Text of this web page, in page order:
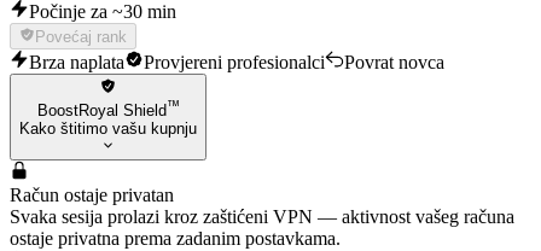
Počinje za ~30 min
Povećaj rank
Brza naplata Provjereni profesionalci Povrat novca
BoostRoyal Shield™
Kako štitimo vašu kupnju
Račun ostaje privatan
Svaka sesija prolazi kroz zaštićeni VPN — aktivnost vašeg računa
ostaje privatna prema zadanim postavkama.